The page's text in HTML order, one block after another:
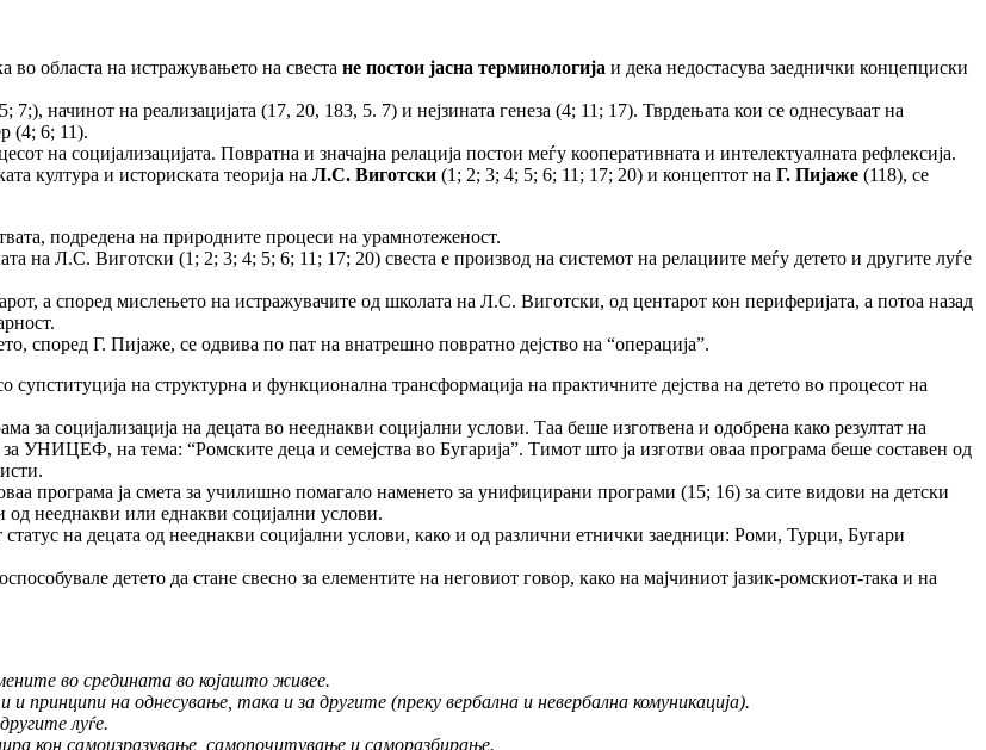
во областа на истражувањето на свеста не постои јасна терминологија и дека недостасува заеднички концепциски
начинот на реализацијата (17, 20, 183, 5. 7) и нејзината генеза (4; 11; 17). Тврдењата кои се однесуваат на
(4; 6; 11).
на социјализацијата. Повратна и значајна релација постои меѓу кооперативната и интелектуалната рефлексија.
култура и историската теорија на Л.С. Виготски (1; 2; 3; 4; 5; 6; 11; 17; 20) и концептот на Г. Пијаже (118), се
подредена на природните процеси на урамнотеженост.
на Л.С. Виготски (1; 2; 3; 4; 5; 6; 11; 17; 20) свеста е производ на системот на релациите меѓу детето и другите луѓе
а според мислењето на истражувачите од школата на Л.С. Виготски, од центарот кон периферијата, а потоа назад
според Г. Пијаже, се одвива по пат на внатрешно повратно дејство на “операција”.
на структурна и функционална трансформација на практичните дејства на детето во процесот на
за социјализација на децата во нееднакви социјални услови. Таа беше изготвена и одобрена како резултат на
УНИЦЕФ, на тема: “Ромските деца и семејства во Бугарија”. Тимот што ја изготви оваа програма беше составен од
програма ја смета за училишно помагало наменето за унифицирани програми (15; 16) за сите видови на детски
нееднакви или еднакви социјални услови.
на децата од нееднакви социјални услови, како и од различни етнички заедници: Роми, Турци, Бугари
детето да стане свесно за елементите на неговиот говор, како на мајчиниот јазик-ромскиот-така и на
во средината во којашто живее.
на однесување, така и за другите (преку вербална и невербална комуникација).
луѓе.
кон самоизразување, самопочитување и саморазбирање.